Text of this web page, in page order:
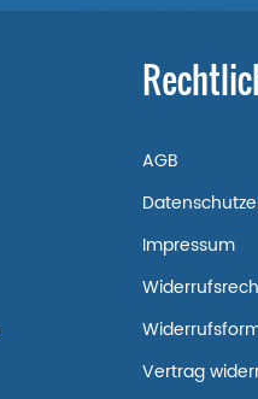
AGB
Impressum
Vertrag